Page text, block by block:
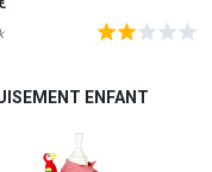
ENFANT